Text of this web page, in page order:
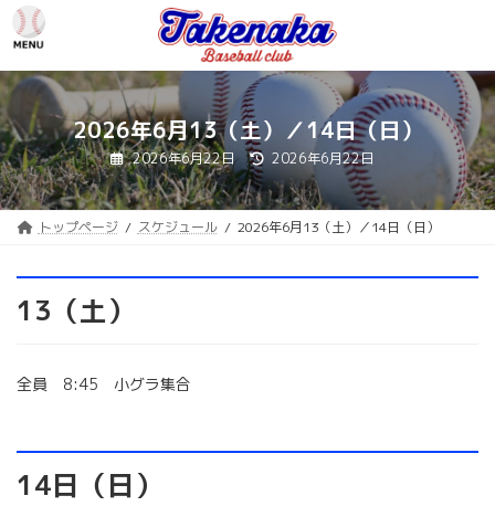
テ
ン
ツ
へ
ス
キ
ッ
プ
ゲ
ー
シ
ョ
ン
に
移
動
2026年6月13（土）／14日（日）
2026年6月22日 最
更
新
日
時
:
2026年6月22日
トップページ スケジュール 2026年6月13（土）／14日（日）
13（土）
全員 8:45 小グラ集合
14日（日）